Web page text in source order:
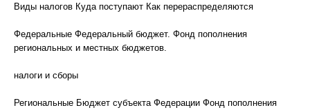
Виды налогов Куда поступают Как перераспределяются
Федеральные Федеральный бюджет. Фонд пополнения
региональных и местных бюджетов.
налоги и сборы
Региональные Бюджет субъекта Федерации Фонд пополнения